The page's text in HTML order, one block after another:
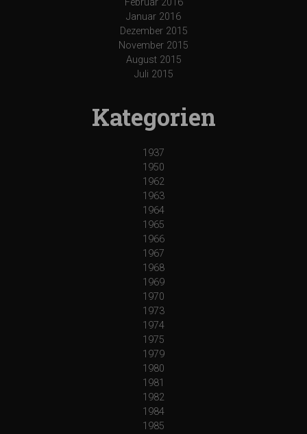
Februar 2016
Januar 2016
Dezember 2015
November 2015
August 2015
Juli 2015
Kategorien
1937
1950
1962
1963
1964
1965
1966
1967
1968
1969
1970
1973
1974
1975
1979
1980
1981
1982
1984
1985